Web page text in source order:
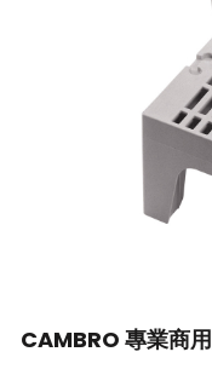
CAMBRO 專業商